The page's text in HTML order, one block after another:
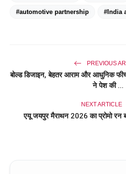
#automotive partnership #India
PREVIOUS
बोल्ड डिजाइन, बेहतर आराम और आधुनिक
ने पेश की ...
NEXT ARTICLE
एयू जयपुर मैराथन 2026 का प्रोमो रन